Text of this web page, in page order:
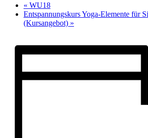
« WU18
Entspannungskurs Yoga-Elemente für
(Kursangebot) »